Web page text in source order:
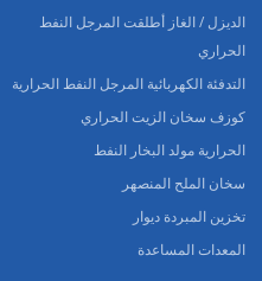
الديزل / الغاز أطلقت المرجل النفط
الحراري
التدفئة الكهربائية المرجل النفط الحرارية
كوزف سخان الزيت الحراري
الحرارية مولد البخار النفط
سخان الملح المنصهر
تخزين المبردة ديوار
المعدات المساعدة